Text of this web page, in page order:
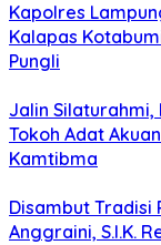
Kapolres
Kalapas
Pungli
Jalin Silaturahmi,
Tokoh Adat
Kamtibma
Disambut Tradisi
Anggraini, S.I.K.